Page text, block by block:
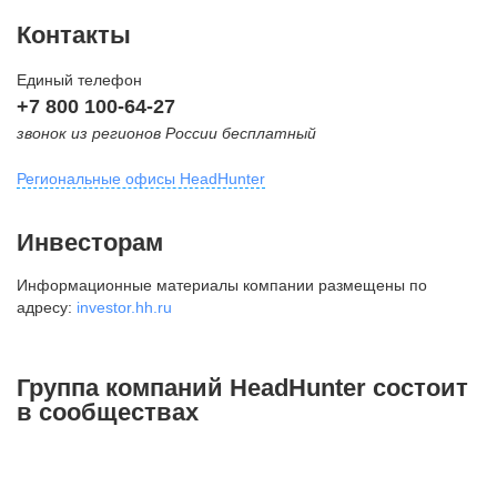
Контакты
Единый телефон
+7 800 100-64-27
звонок из регионов России бесплатный
Региональные офисы HeadHunter
внутригородская территория
Муниципальный округ Тверской,
2-я Брестская ул., д. 48,
+7 495 980-64-27
Инвесторам
Информационные материалы компании размещены по
адресу: investor.hh.ru
Группа компаний HeadHunter состоит
в сообществах